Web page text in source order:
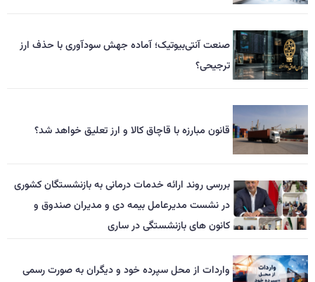
صنعت آنتی‌بیوتیک؛ آماده جهش سودآوری با حذف ارز
ترجیحی؟
قانون مبارزه با قاچاق کالا و ارز تعلیق خواهد شد؟
بررسی روند ارائه خدمات درمانی به بازنشستگان کشوری
در نشست مدیرعامل بیمه دی و مدیران صندوق و
کانون های بازنشستگی در ساری
واردات از محل سپرده خود و دیگران به صورت رسمی